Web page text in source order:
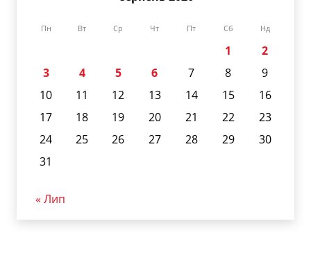
Пн Вт Ср Чт Пт Сб Нд
1
2
3
4 5 6 7 8
9
10
11 12 13 14 15
16
17
18 19 20 21 22
23
24
25 26 27 28 29
30
31
« Лип